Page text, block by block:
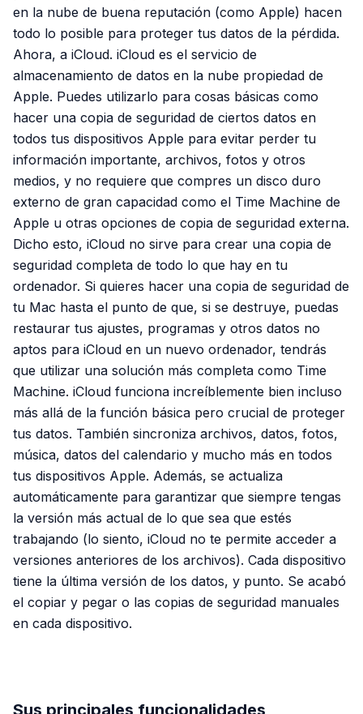
en la nube de buena reputación (como Apple) hacen
todo lo posible para proteger tus datos de la pérdida.
Ahora, a iCloud. iCloud es el servicio de
almacenamiento de datos en la nube propiedad de
Apple. Puedes utilizarlo para cosas básicas como
hacer una copia de seguridad de ciertos datos en
todos tus dispositivos Apple para evitar perder tu
información importante, archivos, fotos y otros
medios, y no requiere que compres un disco duro
externo de gran capacidad como el Time Machine de
Apple u otras opciones de copia de seguridad externa.
Dicho esto, iCloud no sirve para crear una copia de
seguridad completa de todo lo que hay en tu
ordenador. Si quieres hacer una copia de seguridad de
tu Mac hasta el punto de que, si se destruye, puedas
restaurar tus ajustes, programas y otros datos no
aptos para iCloud en un nuevo ordenador, tendrás
que utilizar una solución más completa como Time
Machine. iCloud funciona increíblemente bien incluso
más allá de la función básica pero crucial de proteger
tus datos. También sincroniza archivos, datos, fotos,
música, datos del calendario y mucho más en todos
tus dispositivos Apple. Además, se actualiza
automáticamente para garantizar que siempre tengas
la versión más actual de lo que sea que estés
trabajando (lo siento, iCloud no te permite acceder a
versiones anteriores de los archivos). Cada dispositivo
tiene la última versión de los datos, y punto. Se acabó
el copiar y pegar o las copias de seguridad manuales
en cada dispositivo.
Sus principales funcionalidades